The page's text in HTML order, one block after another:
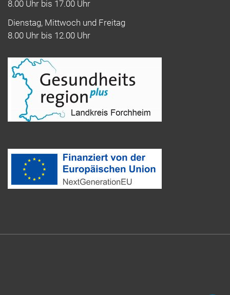
8.00 Uhr bis 17.00 Uhr
Dienstag, Mittwoch und Freitag
8.00 Uhr bis 12.00 Uhr